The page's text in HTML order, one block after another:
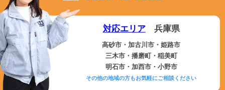
対応エリア兵庫県
高砂市・加古川市・姫路市
三木市・播磨町・稲美町
明石市・加西市・小野市
その他の地域の方もお気軽にご相談ください